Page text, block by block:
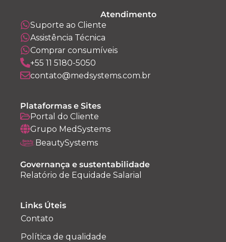
Atendimento
Suporte ao Cliente
Assistência Técnica
Comprar consumíveis
+55 11 5180-5050
contato@medsystems.com.br
Plataformas e Sites
Portal do Cliente
Grupo MedSystems
BeautySystems
Governança e sustentabilidade
Relatório de Equidade Salarial
Links Úteis
Contato
Política de qualidade